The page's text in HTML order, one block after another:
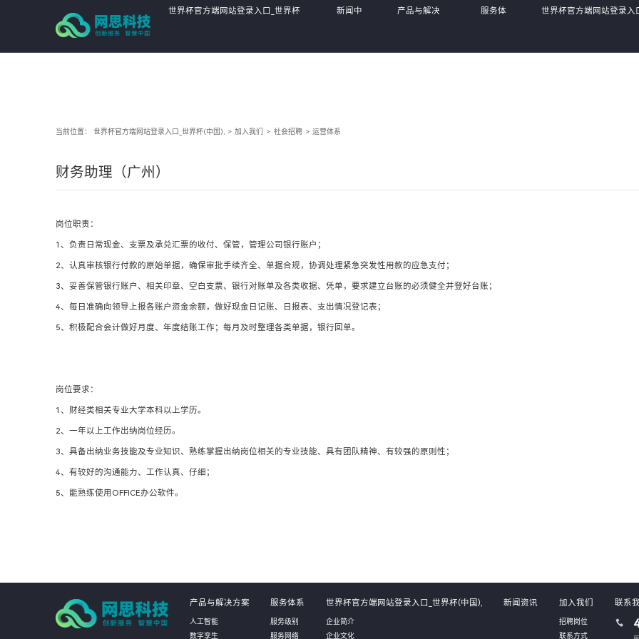
世界杯官方端网站登录入口_世界杯 新闻中 产品与解决 服务体 世界杯官方端网站登录入
当前位置： 世界杯官方端网站登录入口_世界杯(中国), > 加入我们 > 社会招聘 > 运营体系
财务助理（广州）
岗位职责：
1、负责日常现金、支票及承兑汇票的收付、保管，管理公司银行账户；
2、认真审核银行付款的原始单据，确保审批手续齐全、单据合规，协调处理紧急突发性用款的应急支付；
3、妥善保管银行账户、相关印章、空白支票、银行对账单及各类收据、凭单，要求建立台账的必须健全并登好台账；
4、每日准确向领导上报各账户资金余额，做好现金日记账、日报表、支出情况登记表；
5、积极配合会计做好月度、年度结账工作；每月及时整理各类单据，银行回单。
岗位要求：
1、财经类相关专业大学本科以上学历。
2、一年以上工作出纳岗位经历。
3、具备出纳业务技能及专业知识、熟练掌握出纳岗位相关的专业技能、具有团队精神、有较强的原则性；
4、有较好的沟通能力、工作认真、仔细；
5、能熟练使用OFFICE办公软件。
产品与解决方案
人工智能
数字孪生
服务体系
服务级别
服务网络
世界杯官方端网站登录入口_世界杯(中国),
企业简介
企业文化
新闻资讯 加入我们
招聘岗位
联系方式
联系